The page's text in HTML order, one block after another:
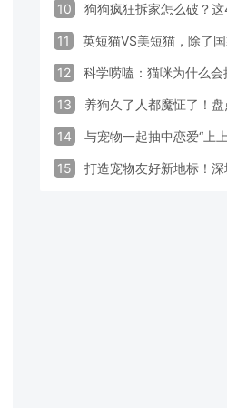
10 狗狗疯狂拆家怎么破？
11 英短猫VS美短猫，除了
12 科学唠嗑：猫咪为什么会
13 养狗久了人都魔怔了！
14 与宠物一起抽中恋爱“上
15 打造宠物友好新地标！深